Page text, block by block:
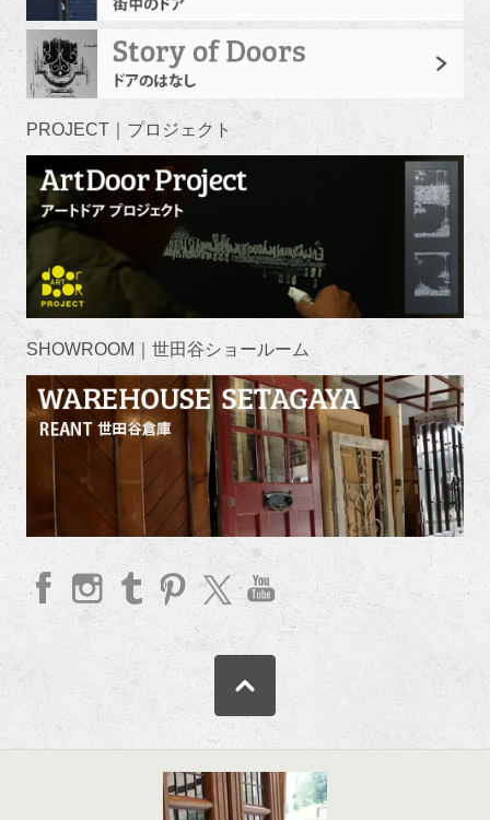
PROJECT｜プロジェクト
SHOWROOM｜世田谷ショールーム
Insta
rest
twitte
YouT
ube